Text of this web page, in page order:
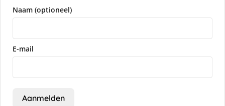
Naam (optioneel)
E-mail
Aanmelden